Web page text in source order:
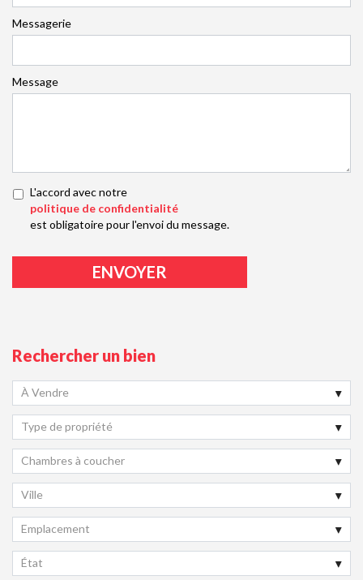
Messagerie
Message
L'accord avec notre
politique de confidentialité
est obligatoire pour l'envoi du message.
Rechercher un bien
À Vendre
Type de propriété
Chambres à coucher
Ville
Emplacement
État